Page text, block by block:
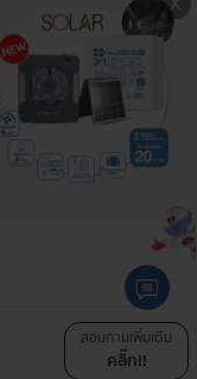
สอบถามเพิ่มเติม
คลิ๊ก!!